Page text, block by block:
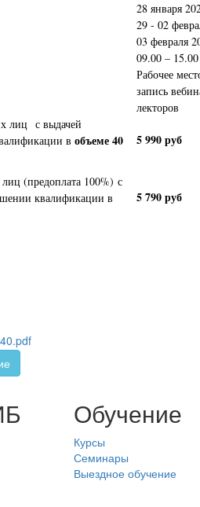
28 января
29 - 02
03 февраля
09.00 –
Рабочее
запись
лекторов
лиц с выдачей
в объеме 40
5 990 руб
(предоплата 100%) с
квалификации в
5 790 руб
Обучение
Курсы
Семинары
Выездное обучение